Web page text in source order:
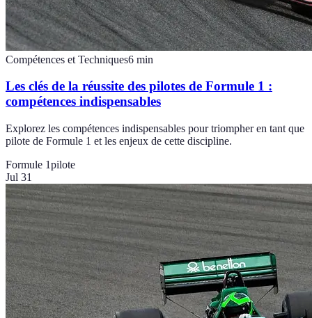
Compétences et Techniques6 min
Les clés de la réussite des pilotes de Formule 1 :
compétences indispensables
Explorez les compétences indispensables pour triompher en tant que
pilote de Formule 1 et les enjeux de cette discipline.
Formule 1pilote
Jul 31